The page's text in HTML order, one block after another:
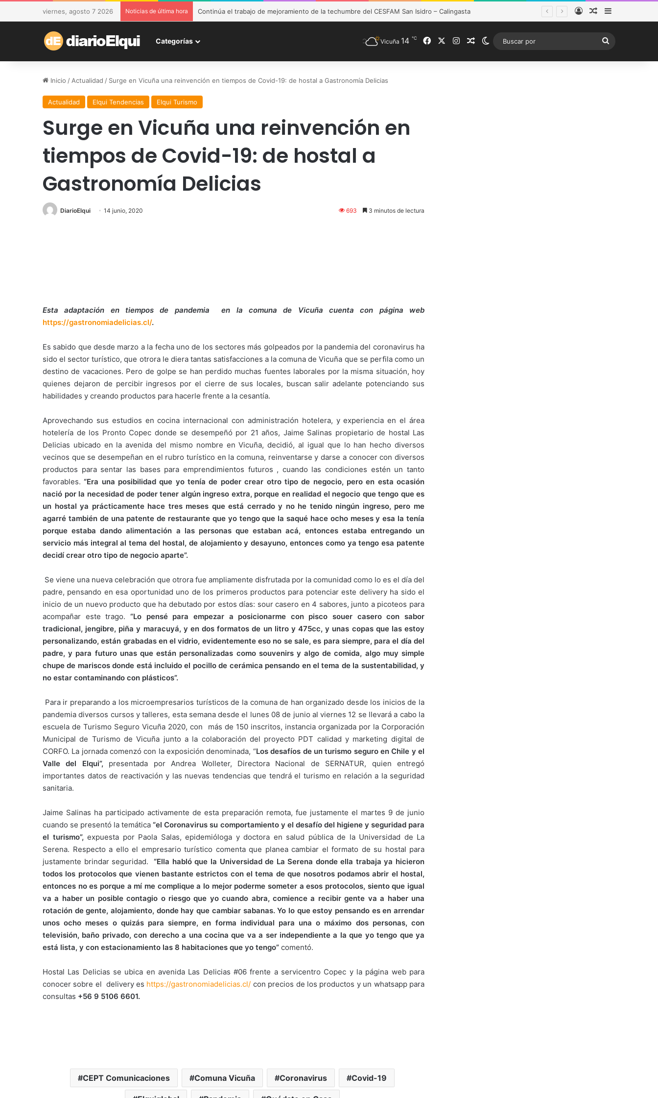
viernes, agosto 7 2026 Noticias de última hora DESAM de Vicuña fortalece preparación de las postas rurales ante intenso sistema frontal AccesoPublicación al
Categorías Vicuña 14 ℃ FacebookInstagramPublicación al azar
Switch skin
Inicio / Actualidad / Surge en Vicuña una reinvención en tiempos de Covid-19: de hostal a Gastronomía Delicias
Actualidad Elqui Tendencias Elqui Turismo
Surge en Vicuña una reinvención en
tiempos de Covid-19: de hostal a
Gastronomía Delicias
DiarioElqui 14 junio, 2020 693 3 minutos de lectura
Esta adaptación en tiempos de pandemia en la comuna de Vicuña cuenta con página web
https://gastronomiadelicias.cl/.
Es sabido que desde marzo a la fecha uno de los sectores más golpeados por la pandemia del coronavirus ha
sido el sector turístico, que otrora le diera tantas satisfacciones a la comuna de Vicuña que se perfila como un
destino de vacaciones. Pero de golpe se han perdido muchas fuentes laborales por la misma situación, hoy
quienes dejaron de percibir ingresos por el cierre de sus locales, buscan salir adelante potenciando sus
habilidades y creando productos para hacerle frente a la cesantía.
Aprovechando sus estudios en cocina internacional con administración hotelera, y experiencia en el área
hotelería de los Pronto Copec donde se desempeñó por 21 años, Jaime Salinas propietario de hostal Las
Delicias ubicado en la avenida del mismo nombre en Vicuña, decidió, al igual que lo han hecho diversos
vecinos que se desempeñan en el rubro turístico en la comuna, reinventarse y darse a conocer con diversos
productos para sentar las bases para emprendimientos futuros , cuando las condiciones estén un tanto
favorables.“Era una posibilidad que yo tenía de poder crear otro tipo de negocio, pero en esta ocasión
nació por la necesidad de poder tener algún ingreso extra, porque en realidad el negocio que tengo que es
un hostal ya prácticamente hace tres meses que está cerrado y no he tenido ningún ingreso, pero me
agarré también de una patente de restaurante que yo tengo que la saqué hace ocho meses y esa la tenía
porque estaba dando alimentación a las personas que estaban acá, entonces estaba entregando un
servicio más integral al tema del hostal, de alojamiento y desayuno, entonces como ya tengo esa patente
decidí crear otro tipo de negocio aparte”.
Se viene una nueva celebración que otrora fue ampliamente disfrutada por la comunidad como lo es el día del
padre, pensando en esa oportunidad uno de los primeros productos para potenciar este delivery ha sido el
inicio de un nuevo producto que ha debutado por estos días: sour casero en 4 sabores, junto a picoteos para
acompañar este trago. “Lo pensé para empezar a posicionarme con pisco souer casero con sabor
tradicional, jengibre, piña y maracuyá, y en dos formatos de un litro y 475cc, y unas copas que las estoy
personalizando, están grabadas en el vidrio, evidentemente eso no se sale, es para siempre, para el día del
padre, y para futuro unas que están personalizadas como souvenirs y algo de comida, algo muy simple
chupe de mariscos donde está incluido el pocillo de cerámica pensando en el tema de la sustentabilidad, y
no estar contaminando con plásticos”.
Para ir preparando a los microempresarios turísticos de la comuna de han organizado desde los inicios de la
pandemia diversos cursos y talleres, esta semana desde el lunes 08 de junio al viernes 12 se llevará a cabo la
escuela de Turismo Seguro Vicuña 2020, con más de 150 inscritos, instancia organizada por la Corporación
Municipal de Turismo de Vicuña junto a la colaboración del proyecto PDT calidad y marketing digital de
CORFO. La jornada comenzó con la exposición denominada, “Los desafíos de un turismo seguro en Chile y el
Valle del Elqui”, presentada por Andrea Wolleter, Directora Nacional de SERNATUR, quien entregó
importantes datos de reactivación y las nuevas tendencias que tendrá el turismo en relación a la seguridad
sanitaria.
Jaime Salinas ha participado activamente de esta preparación remota, fue justamente el martes 9 de junio
cuando se presentó la temática“el Coronavirus su comportamiento y el desafío del higiene y seguridad para
el turismo”, expuesta por Paola Salas, epidemióloga y doctora en salud pública de la Universidad de La
Serena. Respecto a ello el empresario turístico comenta que planea cambiar el formato de su hostal para
justamente brindar seguridad.“Ella habló que la Universidad de La Serena donde ella trabaja ya hicieron
todos los protocolos que vienen bastante estrictos con el tema de que nosotros podamos abrir el hostal,
entonces no es porque a mí me complique a lo mejor poderme someter a esos protocolos, siento que igual
va a haber un posible contagio o riesgo que yo cuando abra, comience a recibir gente va a haber una
rotación de gente, alojamiento, donde hay que cambiar sabanas. Yo lo que estoy pensando es en arrendar
unos ocho meses o quizás para siempre, en forma individual para una o máximo dos personas, con
televisión, baño privado, con derecho a una cocina que va a ser independiente a la que yo tengo que ya
está lista, y con estacionamiento las 8 habitaciones que yo tengo” comentó.
Hostal Las Delicias se ubica en avenida Las Delicias #06 frente a servicentro Copec y la página web para
conocer sobre el delivery es https://gastronomiadelicias.cl/ con precios de los productos y un whatsapp para
consultas +56 9 5106 6601.
CEPT Comunicaciones Comuna Vicuña Coronavirus Covid-19